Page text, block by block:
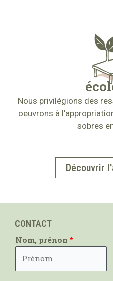
Nous privilégions des
oeuvrons à
sobres
Découvrir
CONTACT
Nom, prénon *